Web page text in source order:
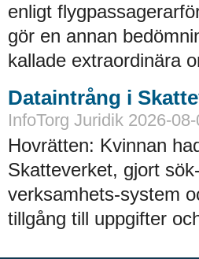
enligt
gör en annan
kallade extraordinära
Dataintrång i
InfoTorg Juridik 2026-
Hovrätten: Kvinnan
Skatteverket, gjort
verksamhets-system
tillgång till uppgifter